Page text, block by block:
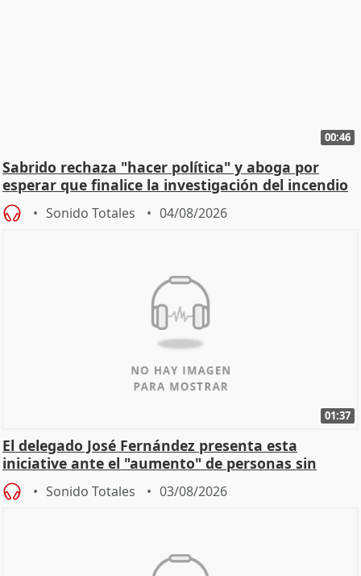
00:46
Sabrido rechaza "hacer política" y aboga por
esperar que finalice la investigación del incendio
Sonido Totales 04/08/2026
01:37
El delegado José Fernández presenta esta
iniciative ante el "aumento" de personas sin
hogar en Madri
Sonido Totales 03/08/2026